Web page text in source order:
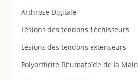
Arthrose Digitale
Lésions des tendons fléchisseurs
Lésions des tendons extenseurs
Polyarthrite Rhumatoïde de la Main